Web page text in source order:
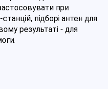
при
підборі антен для
результаті - для